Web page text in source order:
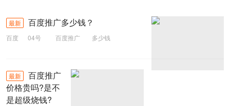
最新 百度推广多少钱？
百度 04号 百度推广 多少钱
最新
百度推广
价格贵吗?是不
是超级烧钱?